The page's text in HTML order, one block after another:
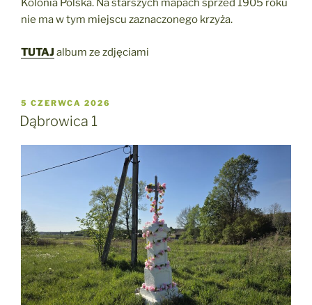
Kolonia Polska. Na starszych mapach sprzed 1905 roku
nie ma w tym miejscu zaznaczonego krzyża.
TUTAJ album ze zdjęciami
OPUBLIKOWANE
W
5 CZERWCA 2026
Dąbrowica 1